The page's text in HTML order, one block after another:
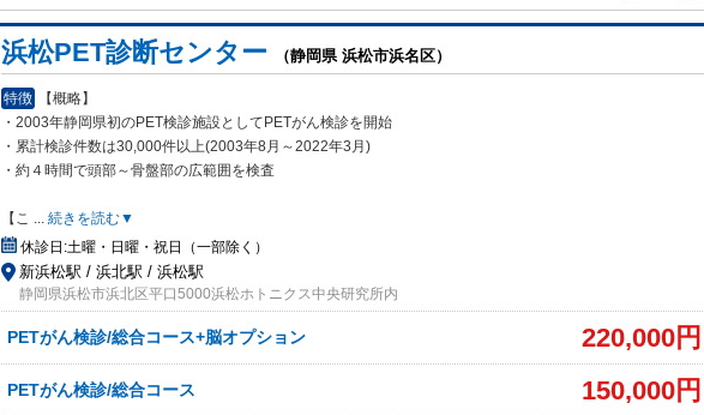
浜松PET診断センター （静岡県 浜松市浜名区）
特徴
【概略】
・2003年静岡県初のPET検診施設としてPETがん検診を開始
・累計検診件数は30,000件以上(2003年8月～2022年3月)
・約４時間で頭部～骨盤部の広範囲を検査
【こ ... 続きを読む▼
休診日:土曜・日曜・祝日（一部除く）
新浜松駅 / 浜北駅 / 浜松駅
静岡県浜松市浜北区平口5000浜松ホトニクス中央研究所内
PETがん検診/総合コース+脳オプション 220,000円
PETがん検診/総合コース 150,000円